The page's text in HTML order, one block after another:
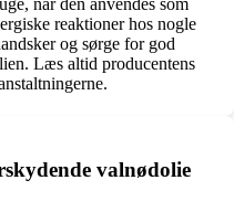
reaktioner hos nogle
og sørge for god
Læs altid producentens
valnødolie